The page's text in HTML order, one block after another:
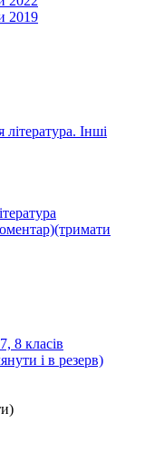
2019
Інші
8 класів
і в резерв)